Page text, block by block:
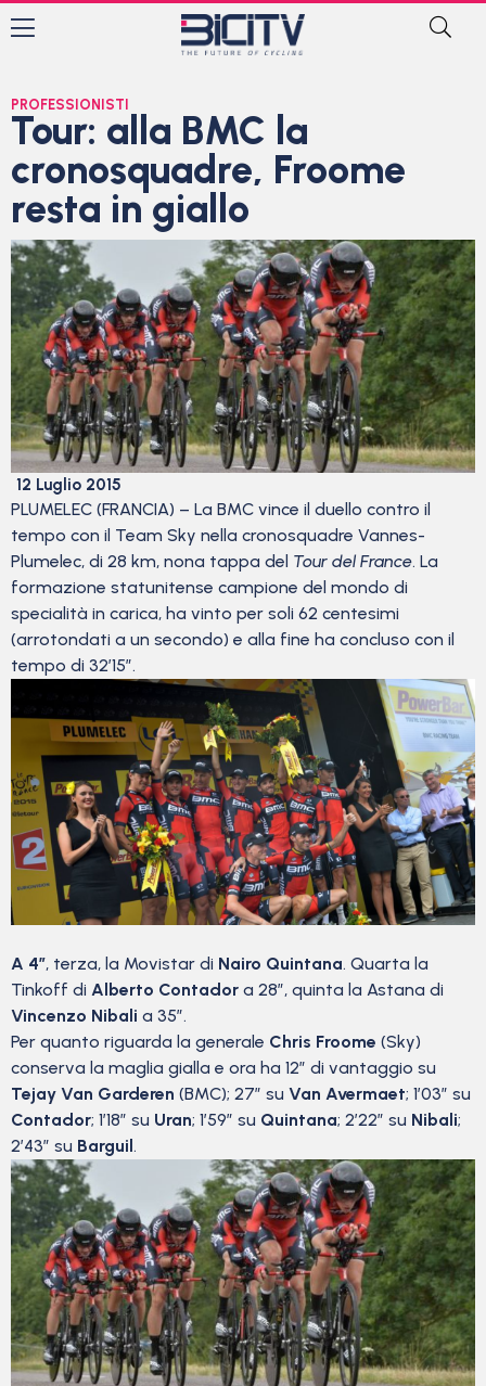
PROFESSIONISTI
Tour: alla BMC la
cronosquadre, Froome
resta in giallo
12 Luglio 2015
PLUMELEC (FRANCIA) – La BMC vince il duello contro il
tempo con il Team Sky nella cronosquadre Vannes-
Plumelec, di 28 km, nona tappa del Tour del France. La
formazione statunitense campione del mondo di
specialità in carica, ha vinto per soli 62 centesimi
(arrotondati a un secondo) e alla fine ha concluso con il
tempo di 32’15”.
A 4″, terza, la Movistar di Nairo Quintana. Quarta la
Tinkoff di Alberto Contador a 28″, quinta la Astana di
Vincenzo Nibali a 35″.
Per quanto riguarda la generale Chris Froome (Sky)
conserva la maglia gialla e ora ha 12″ di vantaggio su
Tejay Van Garderen (BMC); 27″ su Van Avermaet; 1’03” su
Contador; 1’18” su Uran; 1’59” su Quintana; 2’22” su Nibali;
2’43” su Barguil .